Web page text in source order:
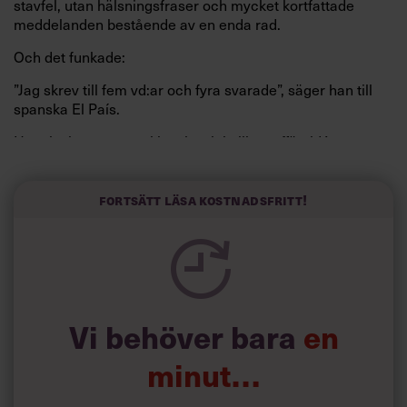
stavfel, utan hälsningsfraser och mycket kortfattade
meddelanden bestående av en enda rad.
Och det funkade:
”Jag skrev till fem vd:ar och fyra svarade”, säger han till
spanska El País.
Horwitz har nu utvecklat sitt trick till en affärsidé: appen
kortfattat slarviga vd-stilen.
Fortsätt läsa kostnadsfritt!
Vi behöver bara en
minut…